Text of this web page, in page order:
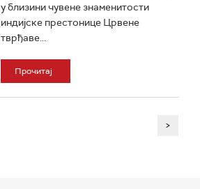
у близини чувене знаменитости
индијске престонице Црвене
тврђаве...
Прочитај
>